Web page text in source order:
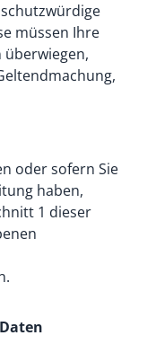
müssen Ihre
überwiegen,
oder sofern Sie
haben,
1 dieser